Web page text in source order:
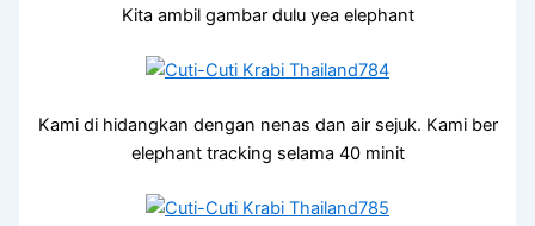
Kita ambil gambar dulu yea elephant
Kami di hidangkan dengan nenas dan air sejuk. Kami ber
elephant tracking selama 40 minit